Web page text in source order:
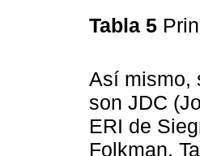
Tabla 5
Así mismo,
son JDC
ERI de
Folkman.